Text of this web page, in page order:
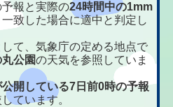
報と実際の24時間中の1mm
一致した場合に適中と判定し
て、気象庁の定める地点で
公園の天気を参照していま
開している7日前0時の予報
ています。